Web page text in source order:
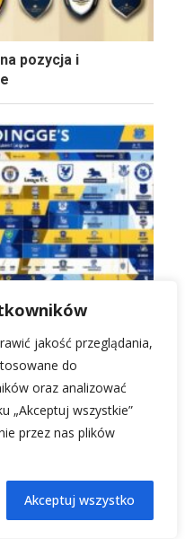
jakość przeglądania,
do
oraz analizować
„Akceptuj wszystkie”
przez nas plików
Akceptuj wszystko
pozycja i
w tabeli